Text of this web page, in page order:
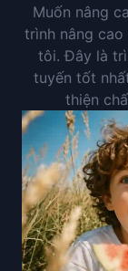
Muốn nâng
trình nâng
tôi. Đây là
tuyến tốt
thiện